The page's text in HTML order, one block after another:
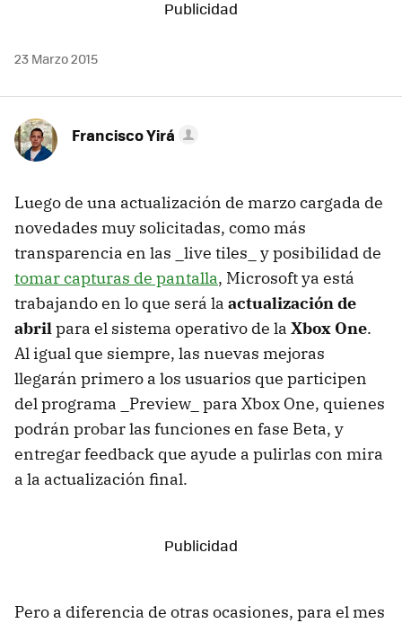
23 Marzo 2015
Francisco Yirá
Luego de una actualización de marzo cargada de
novedades muy solicitadas, como más
transparencia en las _live tiles_ y posibilidad de
tomar capturas de pantalla, Microsoft ya está
trabajando en lo que será la actualización de
abrilpara el sistema operativo de la Xbox One.
Al igual que siempre, las nuevas mejoras
llegarán primero a los usuarios que participen
del programa _Preview_ para Xbox One, quienes
podrán probar las funciones en fase Beta, y
entregar feedback que ayude a pulirlas con mira
a la actualización final.
Pero a diferencia de otras ocasiones, para el mes